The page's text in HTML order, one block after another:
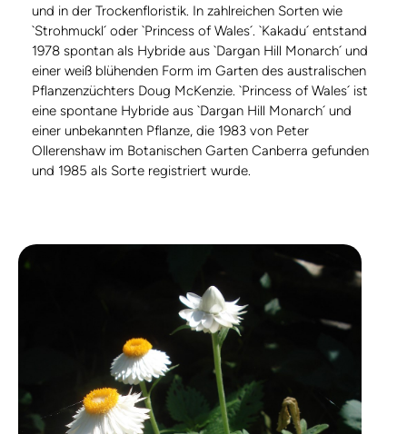
und in der Trockenfloristik. In zahlreichen Sorten wie
`Strohmuckl´ oder `Princess of Wales´. `Kakadu´ entstand
1978 spontan als Hybride aus `Dargan Hill Monarch´ und
einer weiß blühenden Form im Garten des australischen
Pflanzenzüchters Doug McKenzie. `Princess of Wales´ ist
eine spontane Hybride aus `Dargan Hill Monarch´ und
einer unbekannten Pflanze, die 1983 von Peter
Ollerenshaw im Botanischen Garten Canberra gefunden
und 1985 als Sorte registriert wurde.